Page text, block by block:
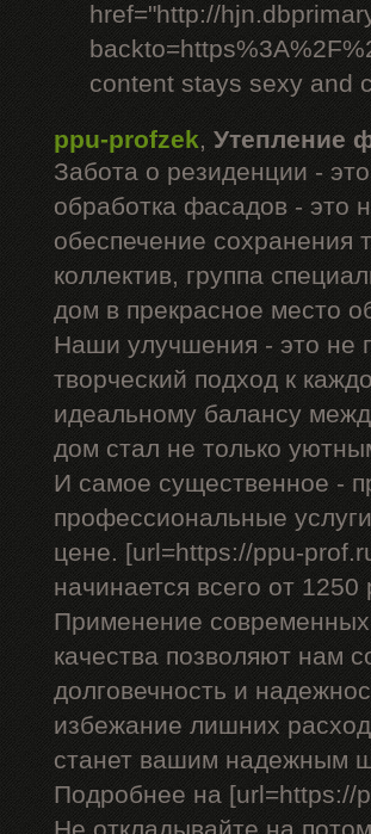
href="http://
content stays sexy and
ppu-profzek, Утепление
Забота о резиденции -
обработка фасадов - это
обеспечение
коллектив, группа
дом в прекрасное место
Наши улучшения - это не
творческий подход к
идеальному балансу
дом стал не только
И самое существенное -
профессиональные
цене. [url=https://ppu-
начинается всего от 1250
Применение современных
качества позволяют нам
долговечность и
избежание лишних
станет вашим надежным
Подробнее на [url=https://